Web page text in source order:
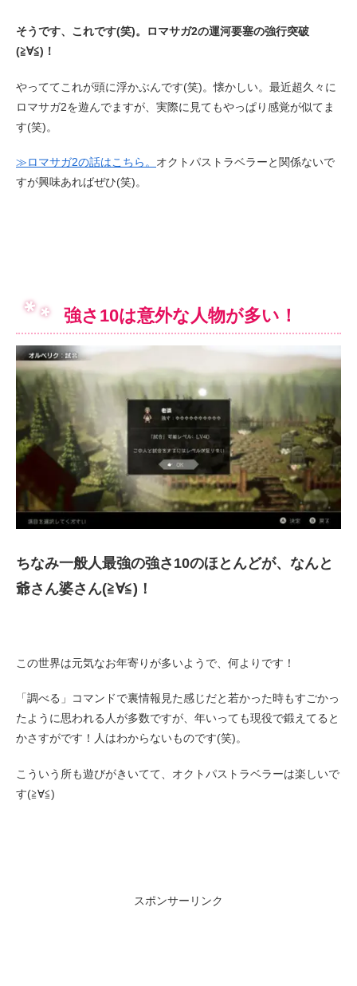
そうです、これです(笑)。ロマサガ2の運河要塞の強行突破
(≧∀≦)！
やっててこれが頭に浮かぶんです(笑)。懐かしい。最近超久々に
ロマサガ2を遊んでますが、実際に見てもやっぱり感覚が似てま
す(笑)。
≫ロマサガ2の話はこちら。 オクトパストラベラーと関係ないで
すが興味あればぜひ(笑)。
強さ10は意外な人物が多い！
ちなみ一般人最強の強さ10のほとんどが、なんと
爺さん婆さん(≧∀≦)！
この世界は元気なお年寄りが多いようで、何よりです！
「調べる」コマンドで裏情報見た感じだと若かった時もすごかっ
たように思われる人が多数ですが、年いっても現役で鍛えてると
かさすがです！人はわからないものです(笑)。
こういう所も遊びがきいてて、オクトパストラベラーは楽しいで
す(≧∀≦)
スポンサーリンク